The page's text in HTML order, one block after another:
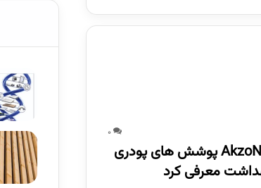
0
شرکت AkzoNobel پوشش های پودری
معرفی کرد